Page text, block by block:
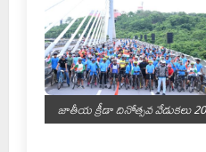
జాతీయ క్రీడా దినోత్సవ వేడుకలు